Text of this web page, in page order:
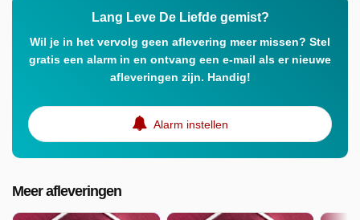
Lang Leve De Liefde gemist?
Wil je in het vervolg geen aflevering meer missen? Stel
gratis een alarm in en ontvang een e-mail als er nieuwe
afleveringen zijn. Handig!
Alarm instellen
Meer afleveringen